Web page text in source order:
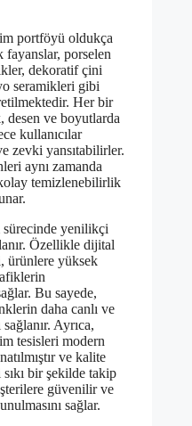
portföyü oldukça
fayanslar, porselen
dekoratif çini
seramikleri gibi
Her bir
desen ve boyutlarda
kullanıcılar
zevki yansıtabilirler.
aynı zamanda
temizlenebilirlik
sürecinde yenilikçi
Özellikle dijital
ürünlere yüksek
Bu sayede,
daha canlı ve
Ayrıca,
tesisleri modern
ve kalite
bir şekilde takip
güvenilir ve
sağlar.